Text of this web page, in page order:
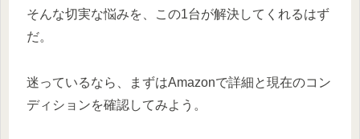
そんな切実な悩みを、この1台が解決してくれるはず
だ。
迷っているなら、まずはAmazonで詳細と現在のコン
ディションを確認してみよう。